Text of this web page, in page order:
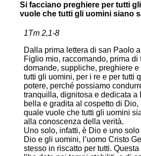
Si facciano preghiere per tutti
vuole che tutti gli uomini siano
1Tm 2,1-8
Dalla prima lettera di san Paolo
Figlio mio, raccomando, prima di
domande, suppliche, preghiere
tutti gli uomini, per i re e per tutti
potere, perché possiamo
tranquilla, dignitosa e dedicata a
bella e gradita al cospetto di Dio,
quale vuole che tutti gli uomini
alla conoscenza della verità.
Uno solo, infatti, è Dio e uno
Dio e gli uomini, l’uomo Cristo
stesso in riscatto per tutti.